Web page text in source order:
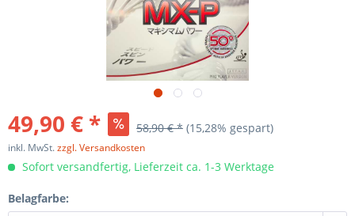
49,90 € * 58,90 € * (15,28% gespart)
inkl. MwSt.zzgl. Versandkosten
Sofort versandfertig, Lieferzeit ca. 1-3 Werktage
Belagfarbe: